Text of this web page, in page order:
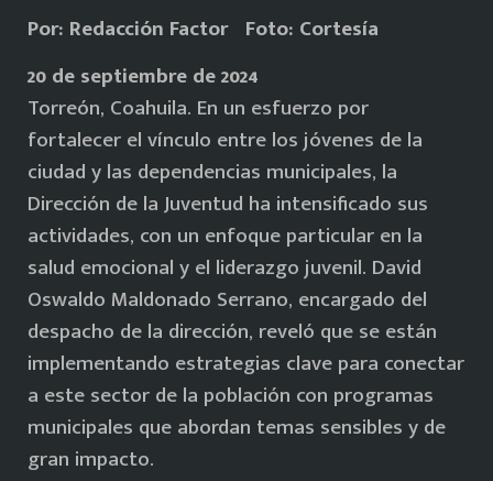
Por: Redacción Factor Foto: Cortesía
20 de septiembre de 2024
Torreón, Coahuila. En un esfuerzo por
fortalecer el vínculo entre los jóvenes de la
ciudad y las dependencias municipales, la
Dirección de la Juventud ha intensificado sus
actividades, con un enfoque particular en la
salud emocional y el liderazgo juvenil. David
Oswaldo Maldonado Serrano, encargado del
despacho de la dirección, reveló que se están
implementando estrategias clave para conectar
a este sector de la población con programas
municipales que abordan temas sensibles y de
gran impacto.